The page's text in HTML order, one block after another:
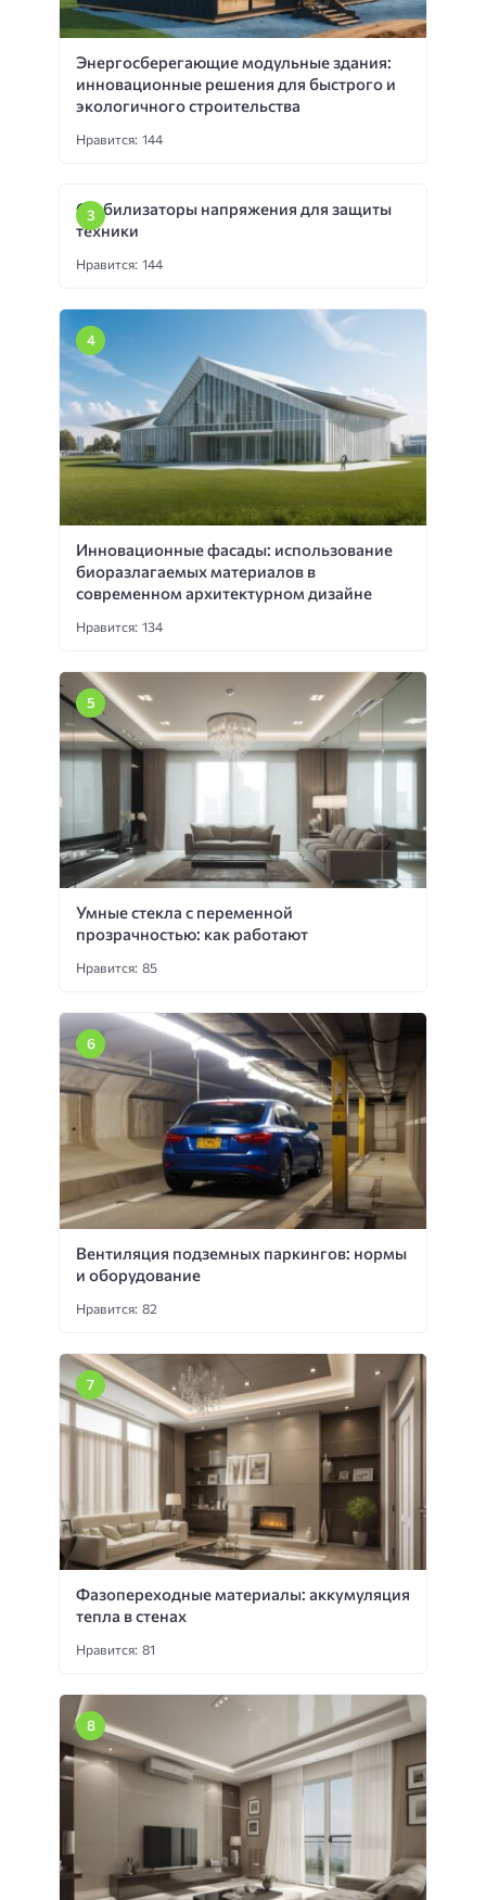
Энергосберегающие модульные здания:
инновационные решения для быстрого и
экологичного строительства
Нравится: 144
Стабилизаторы напряжения для защиты
техники
Нравится: 144
Инновационные фасады: использование
биоразлагаемых материалов в
современном архитектурном дизайне
Нравится: 134
Умные стекла с переменной
прозрачностью: как работают
Нравится: 85
Вентиляция подземных паркингов: нормы
и оборудование
Нравится: 82
Фазопереходные материалы: аккумуляция
тепла в стенах
Нравится: 81